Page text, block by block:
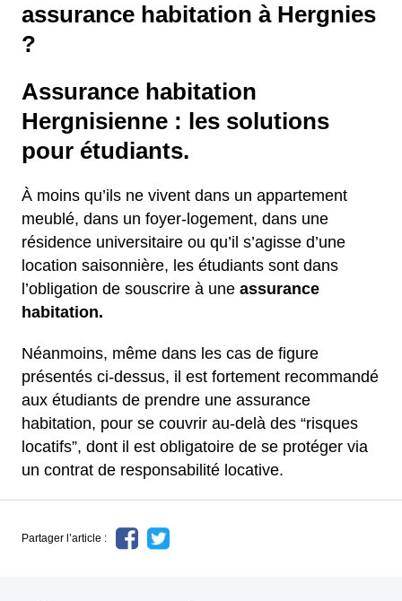
assurance habitation à Hergnies
?
Assurance habitation
Hergnisienne : les solutions
pour étudiants.
À moins qu’ils ne vivent dans un appartement
meublé, dans un foyer-logement, dans une
résidence universitaire ou qu’il s’agisse d’une
location saisonnière, les étudiants sont dans
l’obligation de souscrire à une assurance
habitation.
Néanmoins, même dans les cas de figure
présentés ci-dessus, il est fortement recommandé
aux étudiants de prendre une assurance
habitation, pour se couvrir au-delà des “risques
locatifs”, dont il est obligatoire de se protéger via
un contrat de responsabilité locative.
Partager l’article :